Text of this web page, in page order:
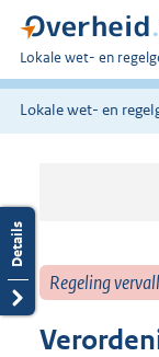
U
bent
hier:
Lokale wet- en
Lokale wet- en
Regeling